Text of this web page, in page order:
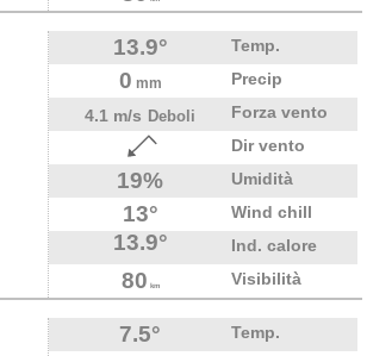
13.9° Temp.
0 mm
Precip
4.1 m/s Deboli
Forza vento
Dir vento
19% Umidità
13° Wind chill
13.9° Ind. calore
80 km Visibilità
7.5° Temp.